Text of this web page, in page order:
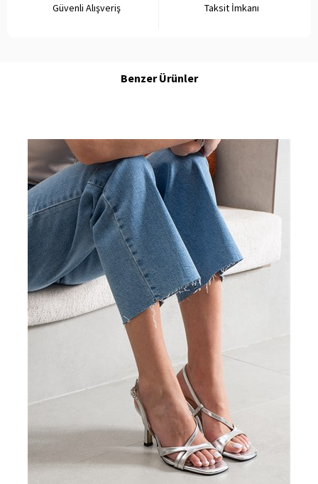
Güvenli Alışveriş Taksit İmkanı
Benzer Ürünler